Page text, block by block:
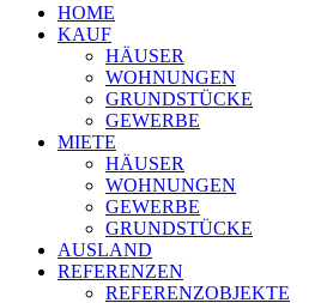
HOME
KAUF
HÄUSER
WOHNUNGEN
GRUNDSTÜCKE
GEWERBE
MIETE
HÄUSER
WOHNUNGEN
GEWERBE
GRUNDSTÜCKE
AUSLAND
REFERENZEN
REFERENZOBJEKTE